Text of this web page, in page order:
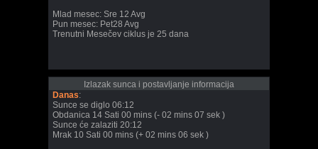
Mlad mesec: Sre 12 Avg
Pun mesec: Pet28 Avg
Trenutni Mesečev ciklus je 25 dana
Izlazak sunca i postavljanje informacija
Danas:
Sunce se diglo 06:12
Obdanica 14 Sati 00 mins (- 02 mins 07 sek )
Sunce će zalaziti 20:12
Mrak 10 Sati 00 mins (+ 02 mins 06 sek )